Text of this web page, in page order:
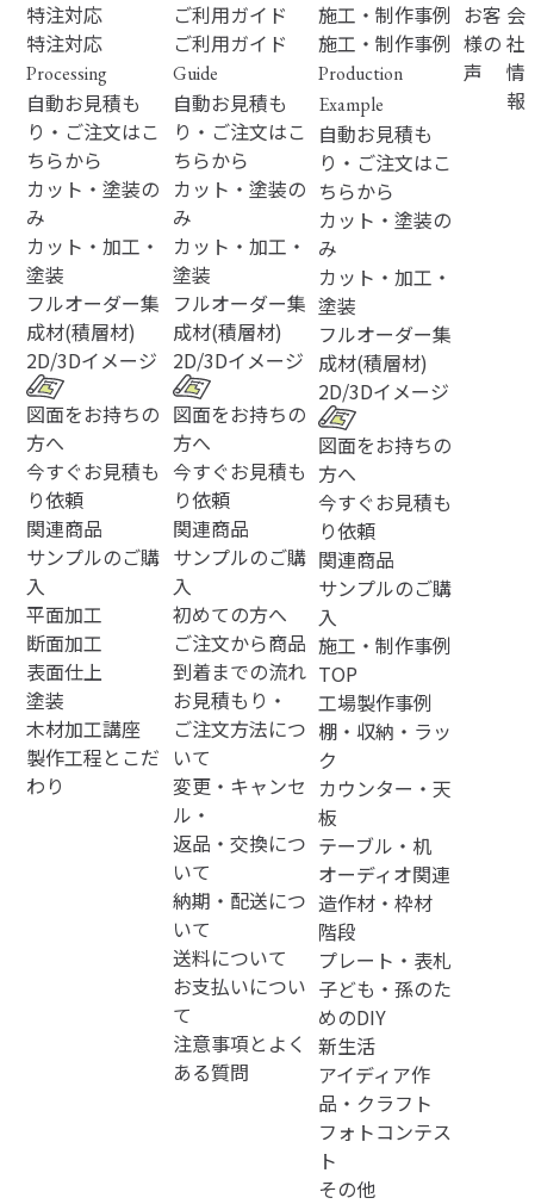
特注対応
特注対応
Processing
自動お見積も
り・ご注文はこ
ちらから
カット・塗装の
み
カット・加工・
塗装
フルオーダー集
成材(積層材)
2D/3Dイメージ
図面をお持ちの
方へ
今すぐお見積も
り依頼
関連商品
サンプルのご購
入
平面加工
断面加工
表面仕上
塗装
木材加工講座
製作工程とこだ
わり
ご利用ガイド
ご利用ガイド
Guide
自動お見積も
り・ご注文はこ
ちらから
カット・塗装の
み
カット・加工・
塗装
フルオーダー集
成材(積層材)
2D/3Dイメージ
図面をお持ちの
方へ
今すぐお見積も
り依頼
関連商品
サンプルのご購
入
初めての方へ
ご注文から商品
到着までの流れ
お見積もり・
ご注文方法につ
いて
変更・キャンセ
ル・
返品・交換につ
いて
納期・配送につ
いて
送料について
お支払いについ
て
注意事項とよく
ある質問
施工・制作事例
施工・制作事例
Production
Example
自動お見積も
り・ご注文はこ
ちらから
カット・塗装の
み
カット・加工・
塗装
フルオーダー集
成材(積層材)
2D/3Dイメージ
図面をお持ちの
方へ
今すぐお見積も
り依頼
関連商品
サンプルのご購
入
施工・制作事例
TOP
工場製作事例
棚・収納・ラッ
ク
カウンター・天
板
テーブル・机
オーディオ関連
造作材・枠材
階段
プレート・表札
子ども・孫のた
めのDIY
新生活
アイディア作
品・クラフト
フォトコンテス
ト
その他
お客
様の
声
会
社
情
報